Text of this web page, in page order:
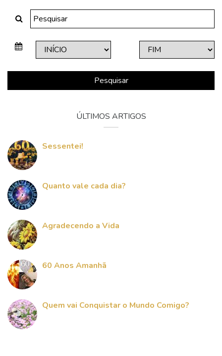
Pesquisar
ÚLTIMOS ARTIGOS
Sessentei!
Quanto vale cada dia?
Agradecendo a Vida
60 Anos Amanhã
Quem vai Conquistar o Mundo Comigo?